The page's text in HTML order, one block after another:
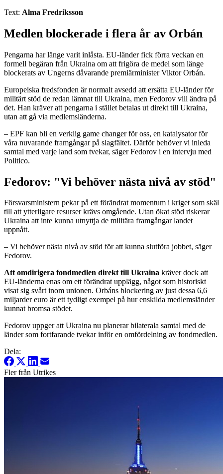
Text: Alma Fredriksson
Medlen blockerade i flera år av Orbán
Pengarna har länge varit inlåsta. EU-länder fick förra veckan en
formell begäran från Ukraina om att frigöra de medel som länge
blockerats av Ungerns dåvarande premiärminister Viktor Orbán.
Europeiska fredsfonden är normalt avsedd att ersätta EU-länder för
militärt stöd de redan lämnat till Ukraina, men Fedorov vill ändra på
det. Han kräver att pengarna i stället betalas ut direkt till Ukraina,
utan att gå via medlemsländerna.
– EPF kan bli en verklig game changer för oss, en katalysator för
våra nuvarande framgångar på slagfältet. Därför behöver vi inleda
samtal med varje land som tvekar, säger Fedorov i en intervju med
Politico.
Fedorov: "Vi behöver nästa nivå av stöd"
Försvarsministern pekar på ett förändrat momentum i kriget som skäl
till att ytterligare resurser krävs omgående. Utan ökat stöd riskerar
Ukraina att inte kunna utnyttja de militära framgångar landet
uppnått.
– Vi behöver nästa nivå av stöd för att kunna slutföra jobbet, säger
Fedorov.
Att omdirigera fondmedlen direkt till Ukraina kräver dock att
EU-länderna enas om ett förändrat upplägg, något som historiskt
visat sig svårt inom unionen. Orbáns blockering av just dessa 6,6
miljarder euro är ett tydligt exempel på hur enskilda medlemsländer
kunnat bromsa stödet.
Fedorov uppger att Ukraina nu planerar bilaterala samtal med de
länder som fortfarande tvekar inför en omfördelning av fondmedlen.
Dela:
Fler från Utrikes